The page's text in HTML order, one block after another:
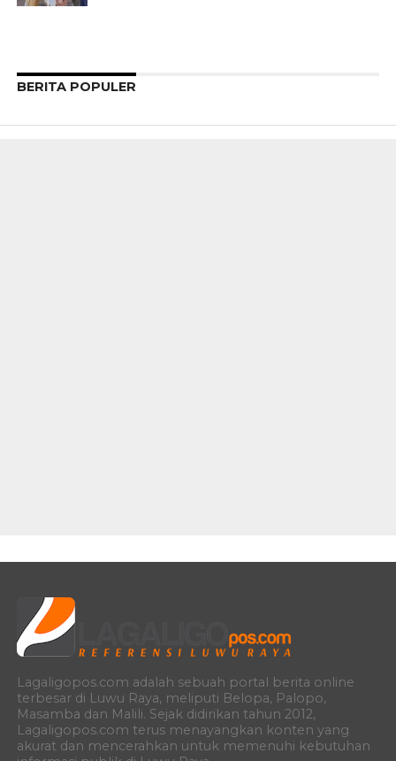
BERITA POPULER
Lagaligopos.com adalah sebuah portal berita online
terbesar di Luwu Raya, meliputi Belopa, Palopo,
Masamba dan Malili. Sejak didirikan tahun 2012,
Lagaligopos.com terus menayangkan konten yang
akurat dan mencerahkan untuk memenuhi kebutuhan